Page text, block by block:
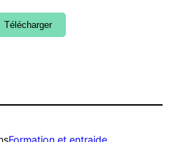
Télécharger
Formation et entraide